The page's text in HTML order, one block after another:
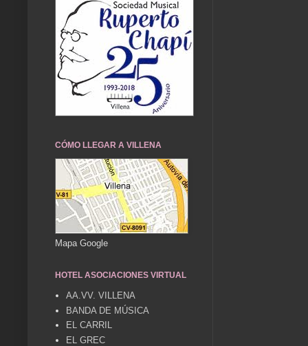
CÓMO LLEGAR A VILLENA
Mapa Google
HOTEL ASOCIACIONES VIRTUAL
AA.VV. VILLENA
BANDA DE MÚSICA
EL CARRIL
EL GREC